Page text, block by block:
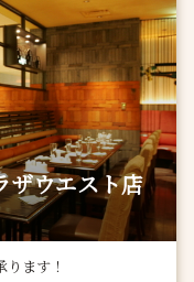
ザウエスト店
ます！